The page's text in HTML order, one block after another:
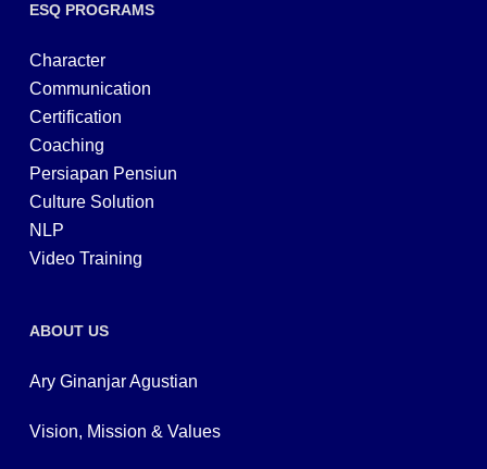
ESQ PROGRAMS
Character
Communication
Certification
Coaching
Persiapan Pensiun
Culture Solution
NLP
Video Training
ABOUT US
Ary Ginanjar Agustian
Vision, Mission & Values